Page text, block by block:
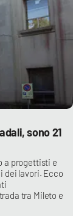
sono 21
a progettisti e
dei lavori. Ecco
tra Mileto e